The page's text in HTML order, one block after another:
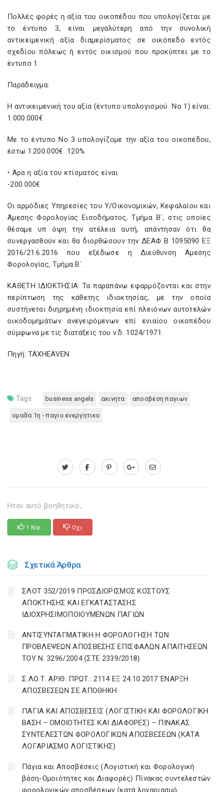
Πολλές φορές η αξία του οικοπέδου που υπολογίζεται με
το έντυπο 3, είναι μεγαλύτερη από την συνολική
αντικειμενική αξία διαμερίσματος σε οικόπεδο εντός
σχεδίου πόλεως ή εντός οικισμού που προκύπτει με το
έντυπο 1.
Παράδειγμα:
Η αντικειμενική του αξία (έντυπο υπολογισμού Νο 1) είναι:
1.000.000€
Με το έντυπο No 3 υπολογίζομε την αξία του οικοπέδου,
έστω 1.200.000€ 120%
• Άρα η αξία του κτίσματος είναι
-200.000€
Οι αρμόδιες Υπηρεσίες του Υ/Οικονομικών, Κεφαλαίου και
Άμεσης Φορολογίας Εισοδήματος, Τμήμα Β΄, στις οποίες
θέσαμε υπ όψη την ατέλεια αυτή, απάντησαν ότι θα
συνεργασθούν και θα διορθώσουν την ΔΕΑΦ Β 1095090 ΕΞ
2016/21.6.2016 που εξέδωσε η Διεύθυνση Άμεσης
Φορολογίας, Τμήμα Β΄.
ΚΑΘΕΤΗ ΙΔΙΟΚΤΗΣΙΑ: Τα παραπάνω εφαρμόζονται και στην
περίπτωση της κάθετης ιδιοκτησίας, με την οποία
συστήνεται διηρημένη ιδιοκτησία επί πλειόνων αυτοτελών
οικοδομημάτων ανεγειρόμενων επί ενιαίου οικοπέδου
σύμφωνα με τις διατάξεις του ν.δ. 1024/1971.
Πηγή: TAXHEAVEN
Tags: business angels ακινητα αποσβεση παγιων
ομαδα 1η - παγιο ενεργητικο
Ηταν αυτό βοηθητικό;
1 Ναι Οχι
Σχετικά Άρθρα
ΣΛΟΤ 352/2019 ΠΡΟΣΔΙΟΡΙΣΜΟΣ ΚΟΣΤΟΥΣ
ΑΠΟΚΤΗΣΗΣ ΚΑΙ ΕΓΚΑΤΑΣΤΑΣΗΣ
ΙΔΙΟΧΡΗΣΙΜΟΠΟΙΟΥΜΕΝΩΝ ΠΑΓΙΩΝ
ΑΝΤΙΣΥΝΤΑΓΜΑΤΙΚΗ Η ΦΟΡΟΛΟΓΗΣΗ ΤΩΝ
ΠΡΟΒΛΕΨΕΩΝ ΑΠΟΣΒΕΣΗΣ ΕΠΙΣΦΑΛΩΝ ΑΠΑΙΤΗΣΕΩΝ
ΤΟΥ Ν. 3296/2004 (ΣΤΕ 2339/2018)
Σ.ΛΟ.Τ. ΑΡΙΘ. ΠΡΩΤ.: 2114 ΕΞ 24.10.2017 ΈΝΑΡΞΗ
ΑΠΟΣΒΕΣΕΩΝ ΣΕ ΑΠΟΘΗΚΗ
ΠΑΓΙΑ ΚΑΙ ΑΠΟΣΒΕΣΕΙΣ (ΛΟΓΙΣΤΙΚΗ ΚΑΙ ΦΟΡΟΛΟΓΙΚΗ
ΒΑΣΗ – ΟΜΟΙΟΤΗΤΕΣ ΚΑΙ ΔΙΑΦΟΡΕΣ) – ΠΙΝΑΚΑΣ
ΣΥΝΤΕΛΕΣΤΩΝ ΦΟΡΟΛΟΓΙΚΩΝ ΑΠΟΣΒΕΣΕΩΝ (ΚΑΤΑ
ΛΟΓΑΡΙΑΣΜΟ ΛΟΓΙΣΤΙΚΗΣ)
Πάγια και Αποσβέσεις (Λογιστική και Φορολογική
βάση-Ομοιότητες και Διαφορές) Πίνακας συντελεστών
φορολογικών αποσβέσεων (κατά λογαριασμό